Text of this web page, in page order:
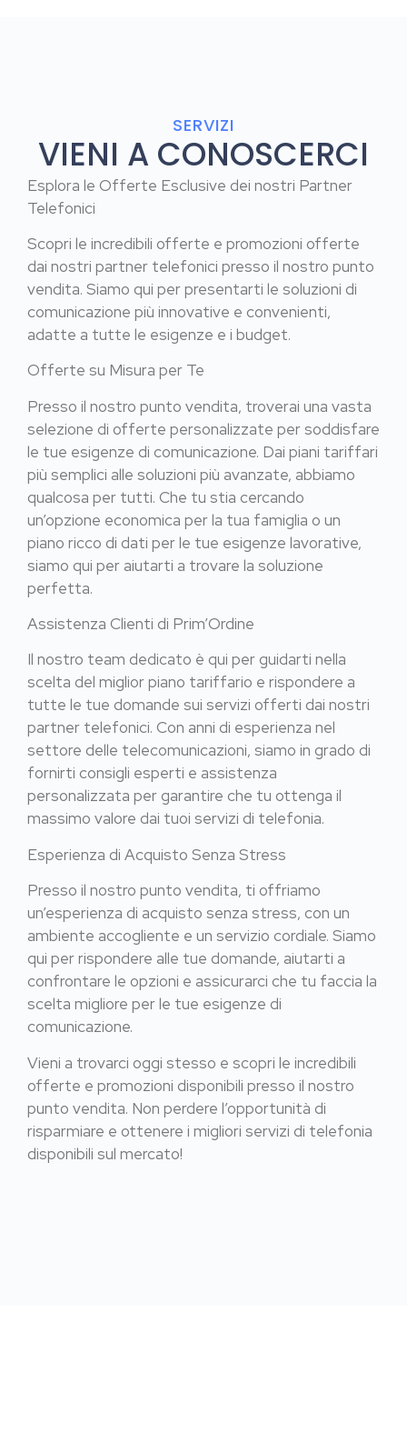
SERVIZI
VIENI A CONOSCERCI
Esplora le Offerte Esclusive dei nostri Partner
Telefonici
Scopri le incredibili offerte e promozioni offerte
dai nostri partner telefonici presso il nostro punto
vendita. Siamo qui per presentarti le soluzioni di
comunicazione più innovative e convenienti,
adatte a tutte le esigenze e i budget.
Offerte su Misura per Te
Presso il nostro punto vendita, troverai una vasta
selezione di offerte personalizzate per soddisfare
le tue esigenze di comunicazione. Dai piani tariffari
più semplici alle soluzioni più avanzate, abbiamo
qualcosa per tutti. Che tu stia cercando
un’opzione economica per la tua famiglia o un
piano ricco di dati per le tue esigenze lavorative,
siamo qui per aiutarti a trovare la soluzione
perfetta.
Assistenza Clienti di Prim’Ordine
Il nostro team dedicato è qui per guidarti nella
scelta del miglior piano tariffario e rispondere a
tutte le tue domande sui servizi offerti dai nostri
partner telefonici. Con anni di esperienza nel
settore delle telecomunicazioni, siamo in grado di
fornirti consigli esperti e assistenza
personalizzata per garantire che tu ottenga il
massimo valore dai tuoi servizi di telefonia.
Esperienza di Acquisto Senza Stress
Presso il nostro punto vendita, ti offriamo
un’esperienza di acquisto senza stress, con un
ambiente accogliente e un servizio cordiale. Siamo
qui per rispondere alle tue domande, aiutarti a
confrontare le opzioni e assicurarci che tu faccia la
scelta migliore per le tue esigenze di
comunicazione.
Vieni a trovarci oggi stesso e scopri le incredibili
offerte e promozioni disponibili presso il nostro
punto vendita. Non perdere l’opportunità di
risparmiare e ottenere i migliori servizi di telefonia
disponibili sul mercato!